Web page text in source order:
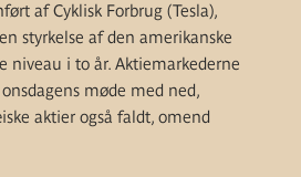
af Cyklisk Forbrug (Tesla),
styrkelse af den amerikanske
niveau i to år. Aktiemarkederne
møde med ned,
aktier også faldt, omend